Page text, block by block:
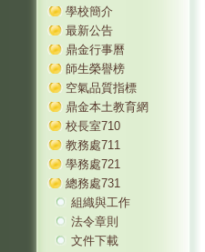
學校簡介
最新公告
鼎金行事曆
師生榮譽榜
空氣品質指標
鼎金本土教育網
校長室710
教務處711
學務處721
總務處731
組織與工作
法令章則
文件下載